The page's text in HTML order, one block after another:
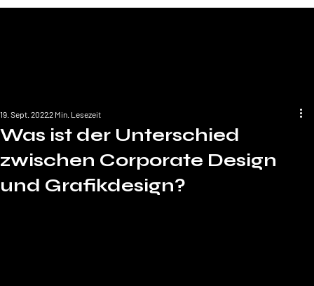
Was ist der Unterschied
zwischen Corporate Design
und Grafikdesign?
19. Sept. 20222 Min. Lesezeit